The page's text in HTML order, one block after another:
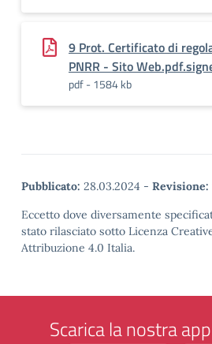
9 Prot. Certificato di
PNRR - Sito
pdf - 1584 kb
Pubblicato: 28.03.2024 - Revisione:
Eccetto dove diversamente
stato rilasciato sotto Licenza
Attribuzione 4.0 Italia.
Scarica la nostra